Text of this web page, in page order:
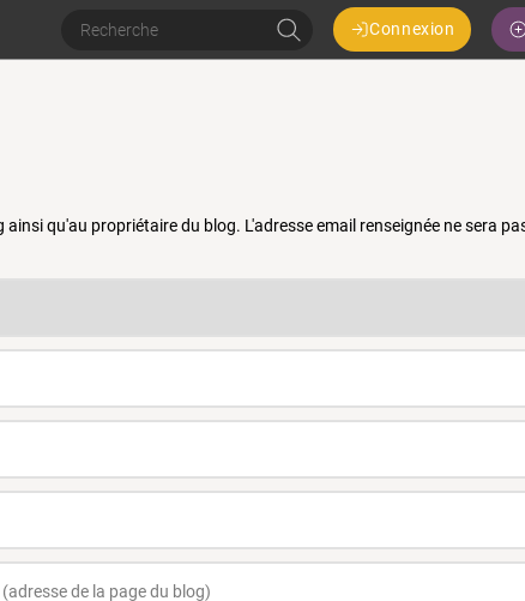
Connexion
qu'au propriétaire du blog. L'adresse email renseignée ne sera